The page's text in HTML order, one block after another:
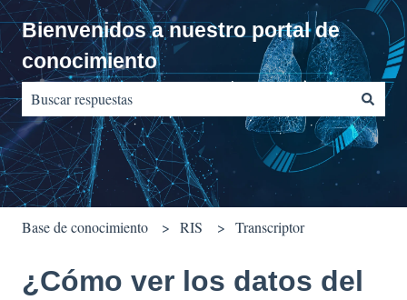
Bienvenidos a nuestro portal de
conocimiento
No hay sugerencias porque el campo de búsqueda está vacío.
Base de conocimiento RIS Transcriptor
¿Cómo ver los datos del